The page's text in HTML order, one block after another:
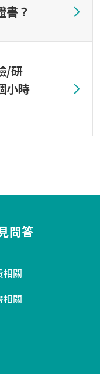
書？
/研
小時
問答
相關
相關